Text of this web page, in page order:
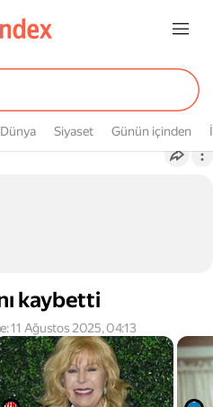
Dünya Siyaset Günün içinden
kaybetti
11 Ağustos 2025, 04:13